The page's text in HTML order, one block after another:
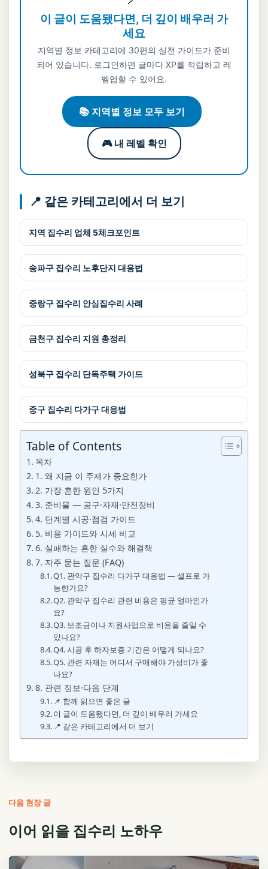
이 글이 도움됐다면, 더 깊이 배우러 가
세요
지역별 정보 카테고리에 30편의 실전 가이드가 준비
되어 있습니다. 로그인하면 글마다 XP를 적립하고 레
벨업할 수 있어요.
📚 지역별 정보 모두 보기
🎮 내 레벨 확인
📍 같은 카테고리에서 더 보기
지역 집수리 업체 5체크포인트
송파구 집수리 노후단지 대응법
중랑구 집수리 안심집수리 사례
금천구 집수리 지원 총정리
성북구 집수리 단독주택 가이드
중구 집수리 다가구 대응법
Table of Contents
목차
1. 왜 지금 이 주제가 중요한가
2. 가장 흔한 원인 5가지
3. 준비물 — 공구·자재·안전장비
4. 단계별 시공·점검 가이드
5. 비용 가이드와 시세 비교
6. 실패하는 흔한 실수와 해결책
7. 자주 묻는 질문 (FAQ)
Q1. 관악구 집수리 다가구 대응법 — 셀프로 가
능한가요?
Q2. 관악구 집수리 관련 비용은 평균 얼마인가
요?
Q3. 보조금이나 지원사업으로 비용을 줄일 수
있나요?
Q4. 시공 후 하자보증 기간은 어떻게 되나요?
Q5. 관련 자재는 어디서 구매해야 가성비가 좋
나요?
8. 관련 정보·다음 단계
📌 함께 읽으면 좋은 글
이 글이 도움됐다면, 더 깊이 배우러 가세요
📍 같은 카테고리에서 더 보기
다음 현장 글
이어 읽을 집수리 노하우